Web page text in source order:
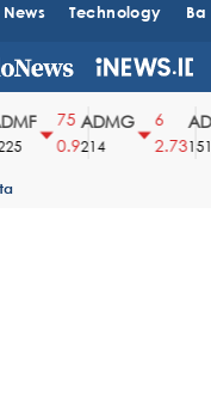
Technology
75
0.9
ADMG
214
2.731510